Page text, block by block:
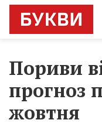
Пориви
прогноз
жовтня